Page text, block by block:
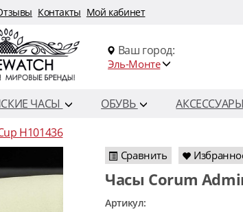
Контакты Мой кабинет
Ваш город:
Эль-Монте
ЧАСЫ ОБУВЬ АКСЕССУАРЫ
H101436
Сравнить
Часы Corum
Артикул: